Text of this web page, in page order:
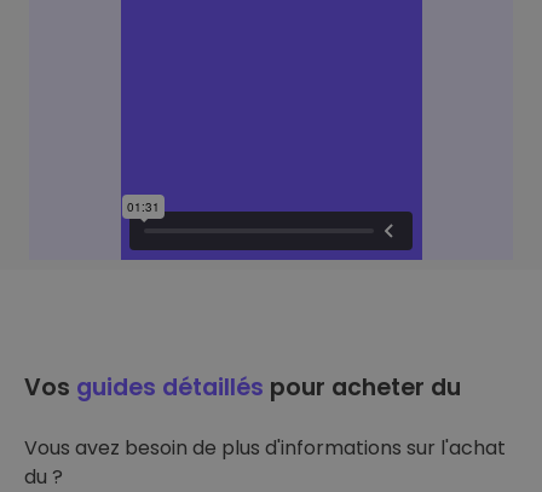
Vos guides détaillés pour acheter du
Vous avez besoin de plus d'informations sur l'achat
du ?